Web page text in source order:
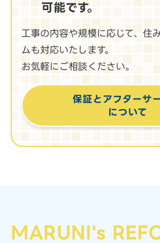
可能です。
工事の内容や規模に応じて、住
ムも対応いたします。
お気軽にご相談ください。
保証とアフターサ
について
MARUNI's